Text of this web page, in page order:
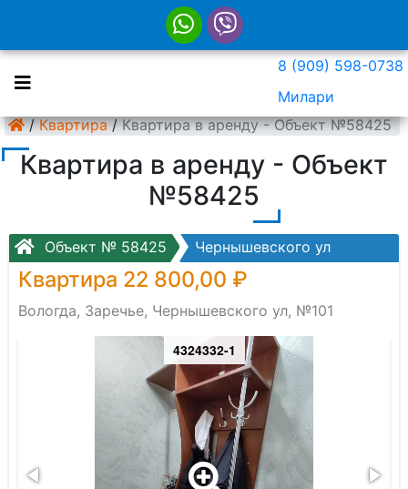
8 (909) 598-0738
Милари
/ Квартира / Квартира в аренду - Объект №58425
Квартира в аренду - Объект
№58425
Объект № 58425 Чернышевского ул
Квартира 22 800,00 ₽
Вологда, Заречье, Чернышевского ул, №101
4324332-1